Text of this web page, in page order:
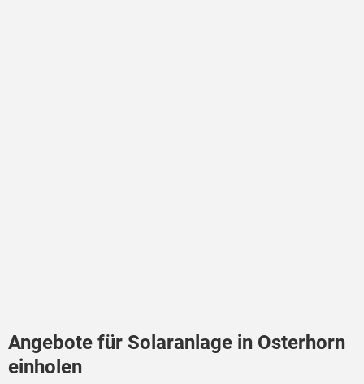
Angebote für Solaranlage in Osterhorn
einholen